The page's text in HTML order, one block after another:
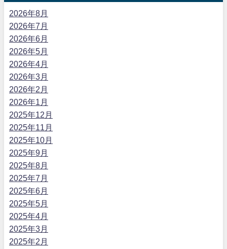
2026年8月
2026年7月
2026年6月
2026年5月
2026年4月
2026年3月
2026年2月
2026年1月
2025年12月
2025年11月
2025年10月
2025年9月
2025年8月
2025年7月
2025年6月
2025年5月
2025年4月
2025年3月
2025年2月